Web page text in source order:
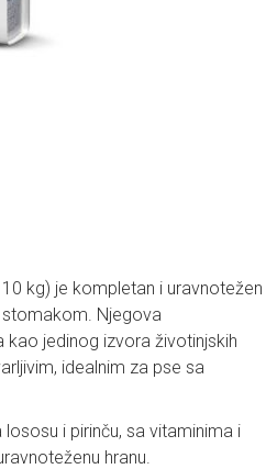
kg) je kompletan i uravnotežen
Njegova
jedinog izvora životinjskih
idealnim za pse sa
i pirinču, sa vitaminima i
hranu.